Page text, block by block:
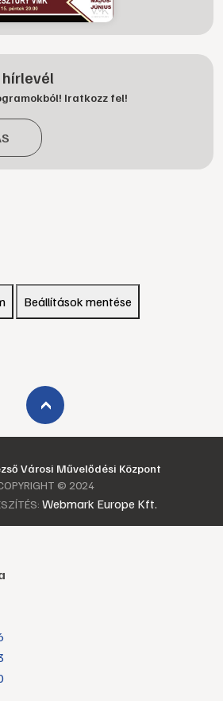
hírlevél
Iratkozz fel!
Beállítások mentése
›
Városi Művelődési Központ
© 2024
Webmark Europe Kft.